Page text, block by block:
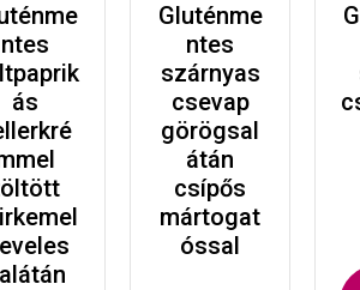
ntes
ás
Gluténme
ntes
szárnyas
csevap
görögsal
átán
csípős
mártogat
óssal